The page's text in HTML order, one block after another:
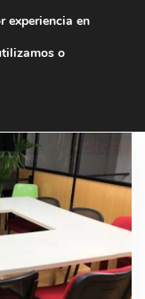
de descuento.
experiencia en
o